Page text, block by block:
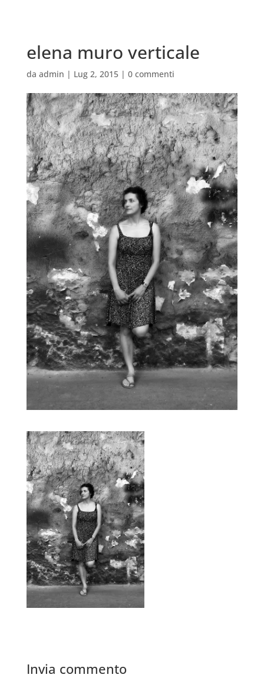
elena muro verticale
da admin | Lug 2, 2015| 0 commenti
Invia commento